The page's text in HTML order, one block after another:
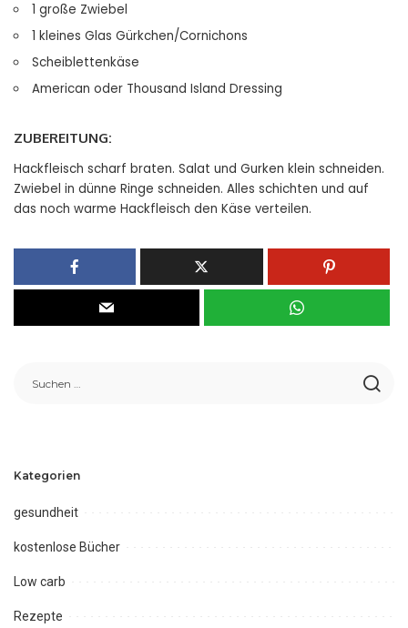
1 große Zwiebel
1 kleines Glas Gürkchen/Cornichons
Scheiblettenkäse
American oder Thousand Island Dressing
ZUBEREITUNG:
Hackfleisch scharf braten. Salat und Gurken klein schneiden.
Zwiebel in dünne Ringe schneiden. Alles schichten und auf
das noch warme Hackfleisch den Käse verteilen.
Kategorien
gesundheit
kostenlose Bücher
Low carb
Rezepte